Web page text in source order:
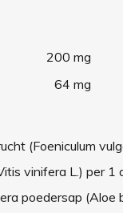
200 mg
64 mg
(Foeniculum
vinifera L.) per 1
poedersap